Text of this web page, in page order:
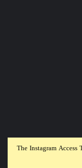
The Instagram